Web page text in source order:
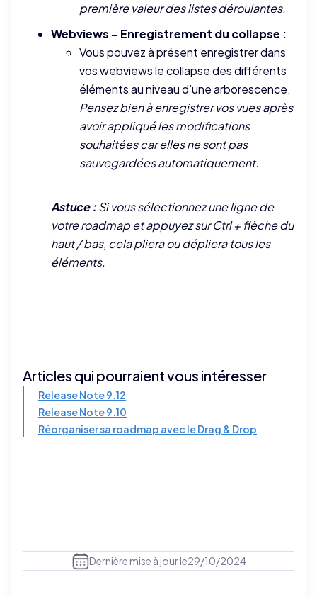
première valeur des listes déroulantes.
Webviews – Enregistrement du collapse :
Vous pouvez à présent enregistrer dans
vos webviews le collapse des différents
éléments au niveau d’une arborescence.
Pensez bien à enregistrer vos vues après
avoir appliqué les modifications
souhaitées car elles ne sont pas
sauvegardées automatiquement.
Astuce :Si vous sélectionnez une ligne de
votre roadmap et appuyez sur Ctrl + flèche du
haut / bas, cela pliera ou dépliera tous les
éléments.
Articles qui pourraient vous intéresser
Release Note 9.12
Release Note 9.10
Réorganiser sa roadmap avec le Drag & Drop
Dernière mise à jour le29/10/2024